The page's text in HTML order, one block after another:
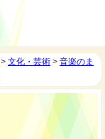
> 文化・芸術 > 音楽のま